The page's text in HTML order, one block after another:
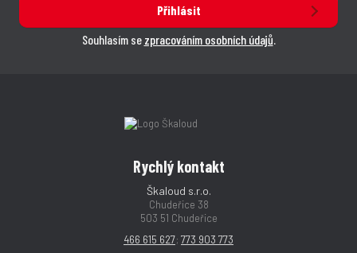
Přihlásit
Souhlasím se zpracováním osobních údajů
Rychlý kontakt
Škaloud s.r.o.
Chudeřice 38
503 51 Chudeřice
466 615 627; 773 903 773